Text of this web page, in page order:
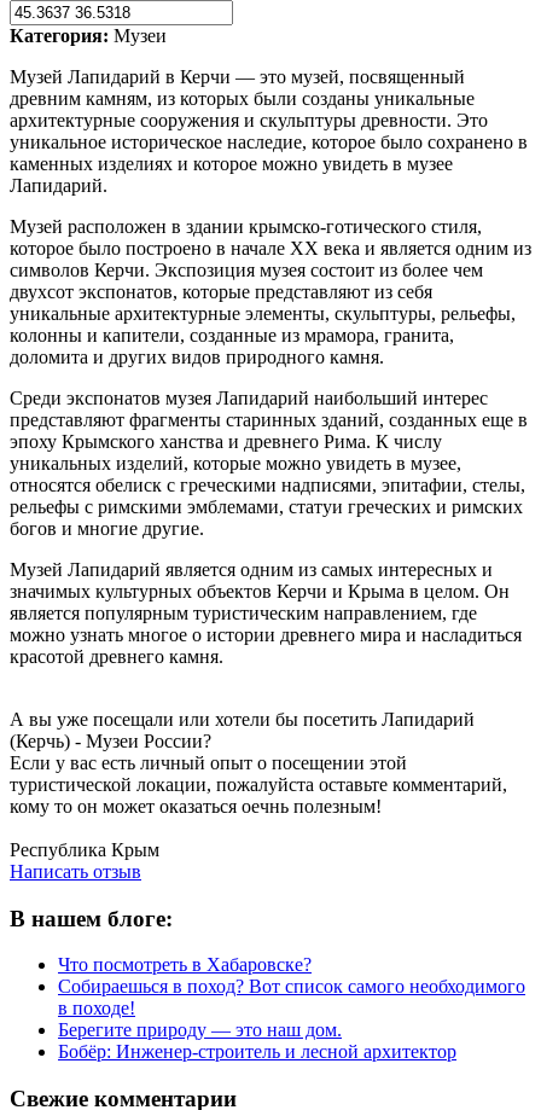
Категория: Музеи
Музей Лапидарий в Керчи — это музей, посвященный
древним камням, из которых были созданы уникальные
архитектурные сооружения и скульптуры древности. Это
уникальное историческое наследие, которое было сохранено в
каменных изделиях и которое можно увидеть в музее
Лапидарий.
Музей расположен в здании крымско-готического стиля,
которое было построено в начале XX века и является одним из
символов Керчи. Экспозиция музея состоит из более чем
двухсот экспонатов, которые представляют из себя
уникальные архитектурные элементы, скульптуры, рельефы,
колонны и капители, созданные из мрамора, гранита,
доломита и других видов природного камня.
Среди экспонатов музея Лапидарий наибольший интерес
представляют фрагменты старинных зданий, созданных еще в
эпоху Крымского ханства и древнего Рима. К числу
уникальных изделий, которые можно увидеть в музее,
относятся обелиск с греческими надписями, эпитафии, стелы,
рельефы с римскими эмблемами, статуи греческих и римских
богов и многие другие.
Музей Лапидарий является одним из самых интересных и
значимых культурных объектов Керчи и Крыма в целом. Он
является популярным туристическим направлением, где
можно узнать многое о истории древнего мира и насладиться
красотой древнего камня.
А вы уже посещали или хотели бы посетить Лапидарий
(Керчь) - Музеи России?
Если у вас есть личный опыт о посещении этой
туристической локации, пожалуйста оставьте комментарий,
кому то он может оказаться оечнь полезным!
Республика Крым
Написать отзыв
В нашем блоге:
Что посмотреть в Хабаровске?
Собираешься в поход? Вот список самого необходимого
в походе!
Берегите природу — это наш дом.
Бобёр: Инженер-строитель и лесной архитектор
Свежие комментарии